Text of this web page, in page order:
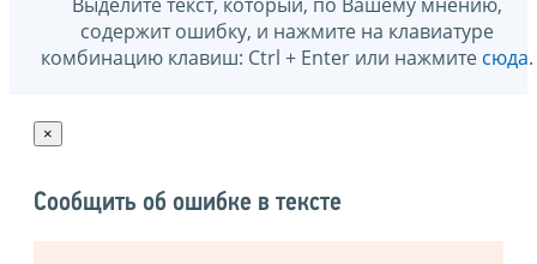
содержит ошибку, и нажмите на клавиатуре
комбинацию клавиш: Ctrl + Enter или нажмите сюда.
×
Сообщить об ошибке в тексте